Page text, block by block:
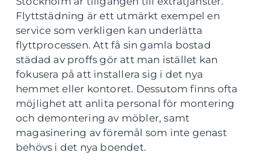
Flyttstädning är ett utmärkt exempel en
service som verkligen kan underlätta
flyttprocessen. Att få sin gamla bostad
städad av proffs gör att man istället kan
fokusera på att installera sig i det nya
hemmet eller kontoret. Dessutom finns ofta
möjlighet att anlita personal för montering
och demontering av möbler, samt
magasinering av föremål som inte genast
behövs i det nya boendet.